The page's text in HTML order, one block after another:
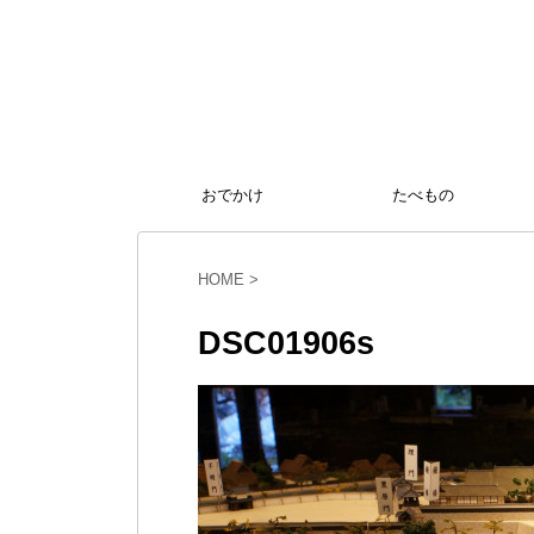
おでかけ たべもの
HOME >
DSC01906s